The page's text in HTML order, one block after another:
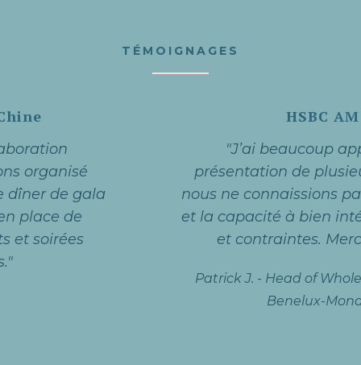
TÉMOIGNAGES
"J’ai beaucoup apprécié la
présentation de plusieurs lieux que
nous ne connaissions pas, la réactivité,
et la capacité à bien intégrer les désirs
et contraintes. Merci à MET !"
Head of Wholesale - France-